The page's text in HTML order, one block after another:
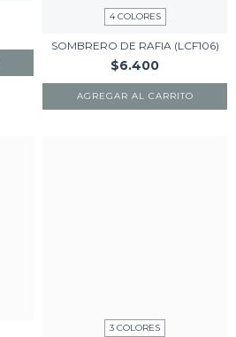
4 COLORES
SOMBRERO DE RAFIA (LCF106)
$6.400
AGREGAR AL CARRITO
3 COLORES